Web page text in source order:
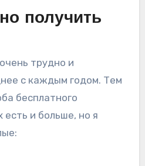
получить
трудно и
с каждым годом. Тем
бесплатного
есть и больше, но я